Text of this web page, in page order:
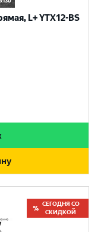
L+ YTX12-BS
СЕГОДНЯ СО
СКИДКОЙ